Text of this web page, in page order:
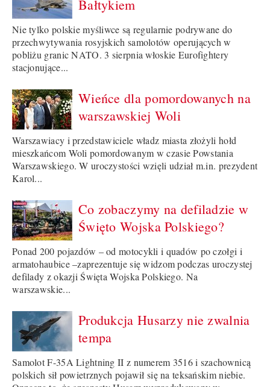
Bałtykiem
Nie tylko polskie myśliwce są regularnie podrywane do
przechwytywania rosyjskich samolotów operujących w
pobliżu granic NATO. 3 sierpnia włoskie Eurofightery
stacjonujące...
Wieńce dla pomordowanych na
warszawskiej Woli
Warszawiacy i przedstawiciele władz miasta złożyli hołd
mieszkańcom Woli pomordowanym w czasie Powstania
Warszawskiego. W uroczystości wzięli udział m.in. prezydent
Karol...
Co zobaczymy na defiladzie w
Święto Wojska Polskiego?
Ponad 200 pojazdów – od motocykli i quadów po czołgi i
armatohaubice –zaprezentuje się widzom podczas uroczystej
defilady z okazji Święta Wojska Polskiego. Na
warszawskie...
Produkcja Husarzy nie zwalnia
tempa
Samolot F-35A Lightning II z numerem 3516 i szachownicą
polskich sił powietrznych pojawił się na teksańskim niebie.